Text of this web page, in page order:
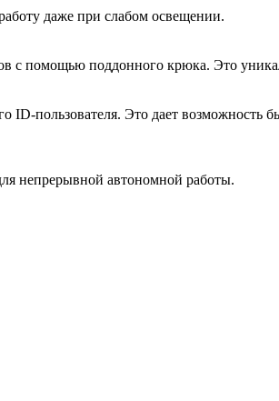
даже при слабом освещении.
с помощью поддонного крюка. Это
пользователя. Это дает возможность
непрерывной автономной работы.